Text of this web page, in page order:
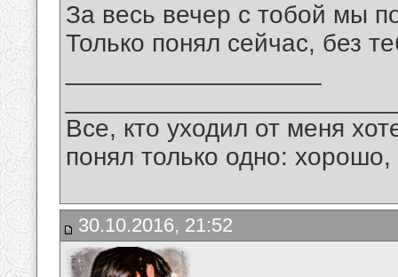
За весь вечер с тобой мы
Только понял сейчас, без
Все, кто уходил от меня
понял только одно:
30.10.2016, 21:52